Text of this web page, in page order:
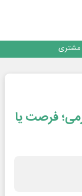
و بازسازی اعتماد
مشتری
و بازسازی اعتماد
فرصت یا